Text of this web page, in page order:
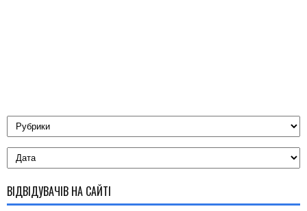
ВІДВІДУВАЧІВ НА САЙТІ